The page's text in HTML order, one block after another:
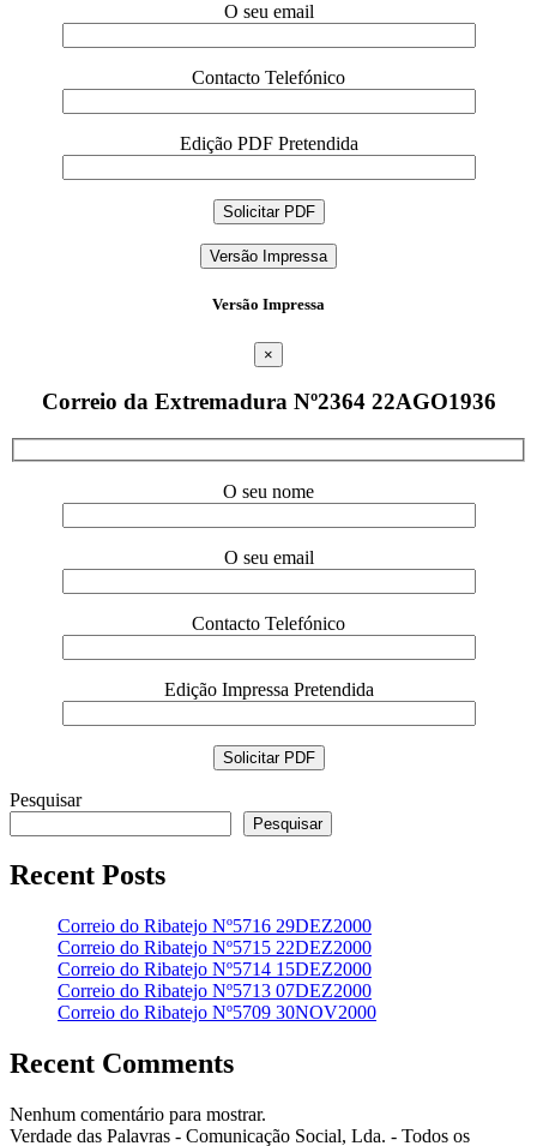
O seu email
Contacto Telefónico
Edição PDF Pretendida
Versão Impressa
Versão Impressa
×
Correio da Extremadura Nº2364 22AGO1936
O seu nome
O seu email
Contacto Telefónico
Edição Impressa Pretendida
Pesquisar
Pesquisar
Recent Posts
Correio do Ribatejo Nº5716 29DEZ2000
Correio do Ribatejo Nº5715 22DEZ2000
Correio do Ribatejo Nº5714 15DEZ2000
Correio do Ribatejo Nº5713 07DEZ2000
Correio do Ribatejo Nº5709 30NOV2000
Recent Comments
Nenhum comentário para mostrar.
Verdade das Palavras - Comunicação Social, Lda. - Todos os